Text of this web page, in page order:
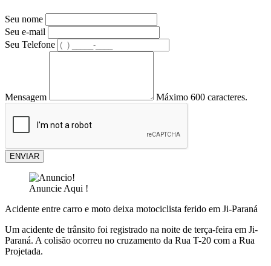
Seu nome
Seu e-mail
Seu Telefone
Mensagem Máximo 600 caracteres.
ENVIAR
Anuncie Aqui !
Acidente entre carro e moto deixa motociclista ferido em Ji-Paraná
Um acidente de trânsito foi registrado na noite de terça-feira em Ji-
Paraná. A colisão ocorreu no cruzamento da Rua T-20 com a Rua
Projetada.